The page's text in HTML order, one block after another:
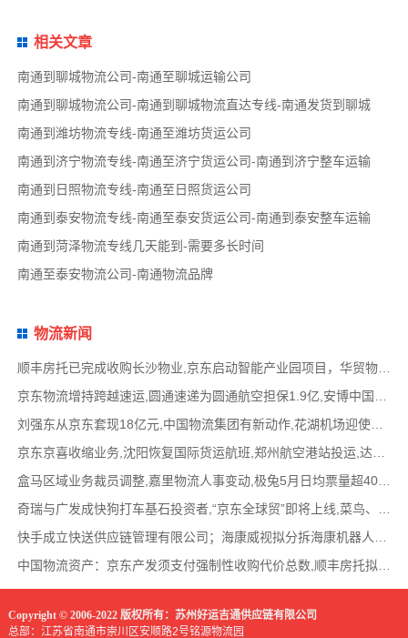
相关文章
南通到聊城物流公司-南通至聊城运输公司
南通到聊城物流公司-南通到聊城物流直达专线-南通发货到聊城
南通到潍坊物流专线-南通至潍坊货运公司
南通到济宁物流专线-南通至济宁货运公司-南通到济宁整车运输
南通到日照物流专线-南通至日照货运公司
南通到泰安物流专线-南通至泰安货运公司-南通到泰安整车运输
南通到菏泽物流专线几天能到-需要多长时间
南通至泰安物流公司-南通物流品牌
物流新闻
顺丰房托已完成收购长沙物业,京东启动智能产业园项目，华贸物流签署约2亿元专线产品运营合
京东物流增持跨越速运,圆通速递为圆通航空担保1.9亿,安博中国牵手启橙中国,中通云仓发布6
刘强东从京东套现18亿元,中国物流集团有新动作,花湖机场迎使用许可审查,丰巢自营洗衣在全国
京东京喜收缩业务,沈阳恢复国际货运航班,郑州航空港站投运,达达快送发布618战报,顺丰发布最
盒马区域业务裁员调整,嘉里物流人事变动,极兔5月日均票量超4000万,菜鸟开通中美特惠海运专线
奇瑞与广发成快狗打车基石投资者,“京东全球贸”即将上线,菜鸟、普洛斯公布减碳举措,中国
快手成立快送供应链管理有限公司；海康威视拟分拆海康机器人至创业板上市；传化智联6.93亿
中国物流资产：京东产发须支付强制性收购代价总数,顺丰房托拟收购长沙物业,京东、普洛斯等
Copyright © 2006-2022 版权所有：苏州好运吉通供应链有限公司
总部：江苏省南通市崇川区安顺路2号铭源物流园